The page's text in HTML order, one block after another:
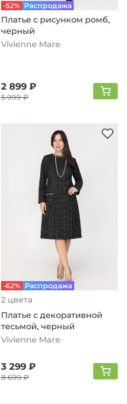
-52% Распродажа
Платье с рисунком ромб,
черный
Vivienne Mare
2 899 ₽
5 999 ₽
-62% Распродажа
2 цвета
Платье с декоративной
тесьмой, черный
Vivienne Mare
3 299 ₽
8 699 ₽